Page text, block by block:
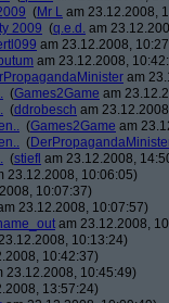
(Mr L am 23.12.2008,
2009 (q.e.d. am
am 23.12.2008,
am 23.12.2008,
am
(Games2Game am
(ddrobesch am
(Games2Game am
(
(stiefl am 23.12.2008,
23.12.2008, 10:06:05)
10:07:37)
23.12.2008, 10:07:57)
am 23.12.2008,
10:13:24)
10:42:37)
23.12.2008, 10:45:49)
13:57:24)